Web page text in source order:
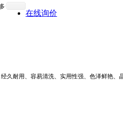
在线询价
久耐用、容易清洗、实用性强、色泽鲜艳